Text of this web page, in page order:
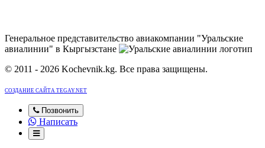
Генеральное представительство авиакомпании "Уральские
авиалинии" в Кыргызстане
© 2011 - 2026 Kochevnik.kg. Все права защищены.
СОЗДАНИЕ САЙТА TEGAY.NET
Позвонить
Написать